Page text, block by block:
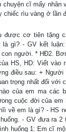
chuyện cĩ mấy nhân
chiếc rìu vàng ở lần
được cơ tiên tặng
là gì? - GV kết
con người. * HĐ2.
HS, HD: Viết vào
điều sau: + Người
trọng nhất đối với
của em ma các
cuộc đời của
về em là gì? - HS
- GV đưa ra 2
huống 1: Em cĩ